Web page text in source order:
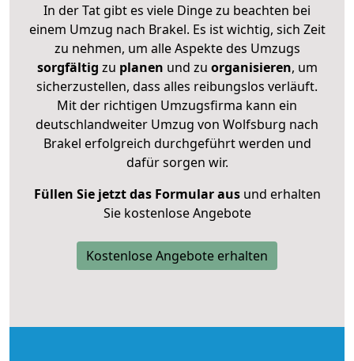
In der Tat gibt es viele Dinge zu beachten bei
einem Umzug nach Brakel. Es ist wichtig, sich Zeit
zu nehmen, um alle Aspekte des Umzugs
sorgfältig zu planen und zu organisieren, um
sicherzustellen, dass alles reibungslos verläuft.
Mit der richtigen Umzugsfirma kann ein
deutschlandweiter Umzug von Wolfsburg nach
Brakel erfolgreich durchgeführt werden und
dafür sorgen wir.
Füllen Sie jetzt das Formular ausund erhalten
Sie kostenlose Angebote
Kostenlose Angebote erhalten